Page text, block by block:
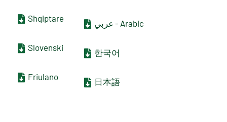
Shqiptare
Slovenski
Friulano
عربي - Arabic
한국어
日本語